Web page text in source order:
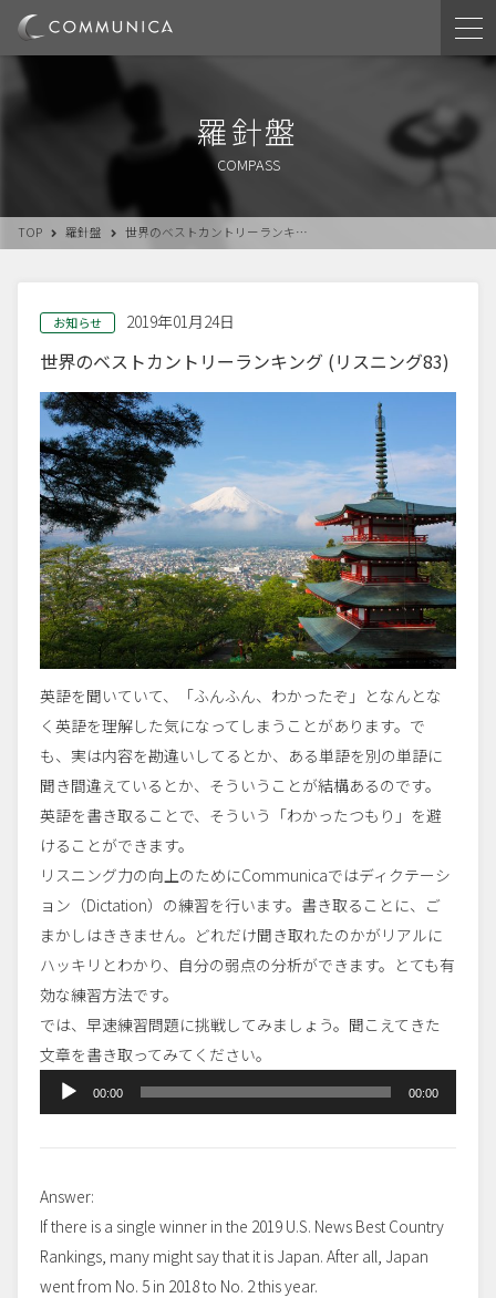
羅針盤
COMPASS
TOP 羅針盤 世界のベストカントリーランキ…
お知らせ 2019年01月24日
世界のベストカントリーランキング (リスニング83)
英語を聞いていて、「ふんふん、わかったぞ」となんとな
く英語を理解した気になってしまうことがあります。で
も、実は内容を勘違いしてるとか、ある単語を別の単語に
聞き間違えているとか、そういうことが結構あるのです。
英語を書き取ることで、そういう「わかったつもり」を避
けることができます。
リスニング力の向上のためにCommunicaではディクテーシ
ョン（Dictation）の練習を行います。書き取ることに、ご
まかしはききません。どれだけ聞き取れたのかがリアルに
ハッキリとわかり、自分の弱点の分析ができます。とても有
効な練習方法です。
では、早速練習問題に挑戦してみましょう。聞こえてきた
文章を書き取ってみてください。
声
ー
ヤ
ー
00:00 00:00
Answer:
If there is a singlewinner in the 2019 U.S. News Best Country
Rankings, many might say that it is Japan. After all, Japan
went from No. 5 in 2018 to No. 2 this year.